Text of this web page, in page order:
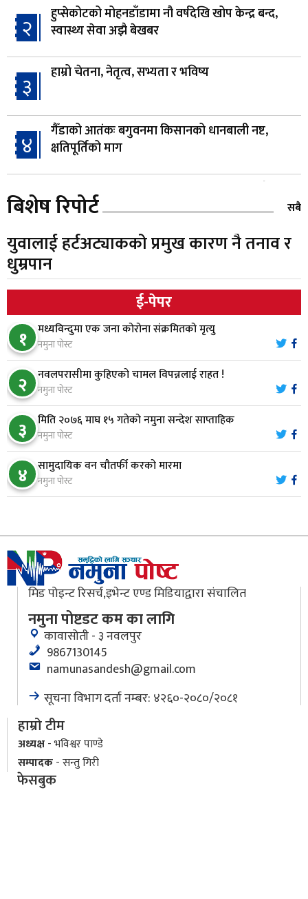
२
हुप्सेकोटको मोहनडाँडामा नौ वर्षदेखि खोप केन्द्र बन्द,
स्वास्थ्य सेवा अझै बेखबर
३ हाम्रो चेतना, नेतृत्व, सभ्यता र भविष्य
४
गैँडाको आतंकः बगुवनमा किसानको धानबाली नष्ट,
क्षतिपूर्तिको माग
५
स्थापनाको एक दशकपछि विनयी त्रिवेणीको आफ्नै
प्रशासकीय भवनको शिलान्यास
६
भरतपुर अस्पतालद्वारा आइसियुमा प्रतिक्षारत बिरामीको
नाम ‘डिस्प्ले बोर्ड’मा
७ नारायणघाट–बुटवल सडकमा ‘क्यानोपी ब्रिज’ निर्माण
८
मौलाकालिकाको १८८२ खुड्किला : आस्था र आरोग्यको‘
‘सर्ट हाइकिङ’
९ वन उद्यममा जोडिँदै नवलपुरका महिला
१० नारायणघाट–बुटवल सडकः पूर्वी खण्डमा कालोपत्रे सम्पन्न
बिशेष रिपोर्ट सबै
युवालाई हर्टअट्याकको प्रमुख कारण नै तनाव र
धुम्रपान
ई-पेपर
१ मध्यविन्दुमा एक जना कोरोना संक्रमितको मृत्यु
नमुना पोस्ट
२ नवलपरासीमा कुहिएको चामल विपन्नलाई राहत !
नमुना पोस्ट
३ मिति २०७६ माघ १५ गतेको नमुना सन्देश साप्ताहिक
नमुना पोस्ट
४ सामुदायिक वन चौतर्फी करको मारमा
नमुना पोस्ट
मिड पोइन्ट रिसर्च,इभेन्ट एण्ड मिडियाद्वारा संचालित
नमुना पोष्टडट कम का लागि
कावासोती - ३ नवलपुर
9867130145
namunasandesh@gmail.com
सूचना विभाग दर्ता नम्बर: ४२६०-२०८०/२०८१
हाम्रो टीम
अध्यक्ष- भविश्वर पाण्डे
सम्पादक- सन्तु गिरी
फेसबुक